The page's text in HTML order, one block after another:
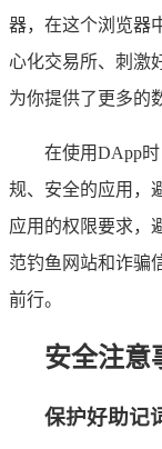
器，在这个浏览器
心化交易所、刺激
为你提供了更多的
在使用DApp
规、安全的应用，
应用的权限要求，
范钓鱼网站和诈骗
前行。
安全注意
保护好助记